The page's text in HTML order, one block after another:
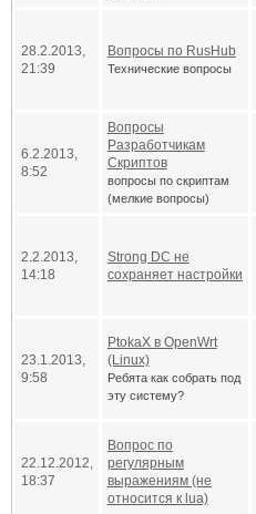
28.2.2013,
21:39
Вопросы по RusHub
Технические вопросы
6.2.2013,
8:52
Вопросы
Разработчикам
Скриптов
вопросы по скриптам
(мелкие вопросы)
2.2.2013,
14:18
Strong DC не
сохраняет настройки
23.1.2013,
9:58
PtokaX в OpenWrt
(Linux)
Ребята как собрать под
эту систему?
22.12.2012,
18:37
Вопрос по
регулярным
выражениям (не
относится к lua)